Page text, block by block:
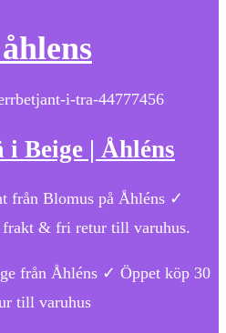
i-tra-44777456
Beige | Åhléns
från Blomus på Åhléns ✓
& fri retur till varuhus.
från Åhléns ✓ Öppet köp 30
till varuhus